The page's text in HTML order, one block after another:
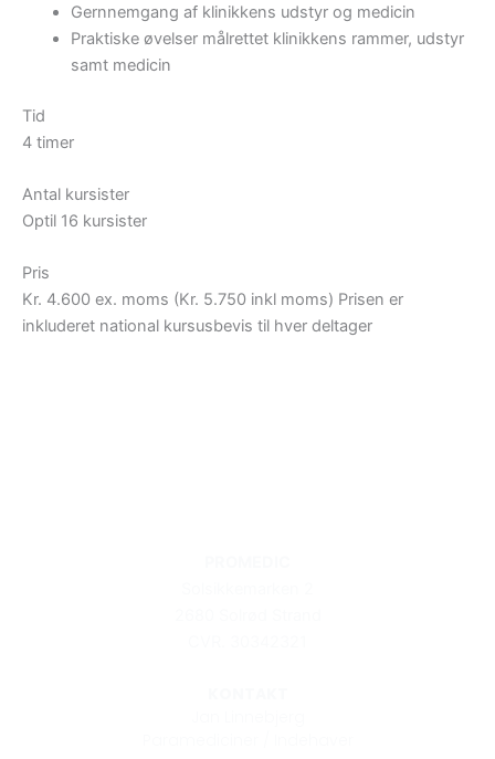
Gernnemgang af klinikkens udstyr og medicin
Praktiske øvelser målrettet klinikkens rammer, udstyr
samt medicin
Tid
4 timer
Antal kursister
Optil 16 kursister
Pris
Kr. 4.600 ex. moms (Kr. 5.750 inkl moms) Prisen er
inkluderet national kursusbevis til hver deltager